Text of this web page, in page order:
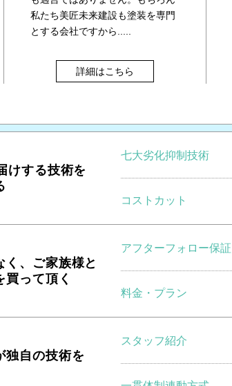
私たち美匠未来建設も塗装を専門
とする会社ですから.....
詳細はこちら
けする技術を
七大劣化抑制技術
コストカット
く、ご家族様と
買って頂く
アフターフォロー保証
料金・プラン
独自の技術を
スタッフ紹介